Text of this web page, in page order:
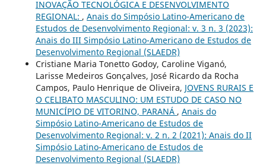
INOVAÇÃO TECNOLÓGICA E DESENVOLVIMENTO
REGIONAL: , Anais do Simpósio Latino-Americano de
Estudos de Desenvolvimento Regional: v. 3 n. 3 (2023):
Anais do III Simpósio Latino-Americano de Estudos de
Desenvolvimento Regional (SLAEDR)
Cristiane Maria Tonetto Godoy, Caroline Viganó,
Larisse Medeiros Gonçalves, José Ricardo da Rocha
Campos, Paulo Henrique de Oliveira, JOVENS RURAIS E
O CELIBATO MASCULINO: UM ESTUDO DE CASO NO
MUNICÍPIO DE VITORINO, PARANÁ , Anais do
Simpósio Latino-Americano de Estudos de
Desenvolvimento Regional: v. 2 n. 2 (2021): Anais do II
Simpósio Latino-Americano de Estudos de
Desenvolvimento Regional (SLAEDR)